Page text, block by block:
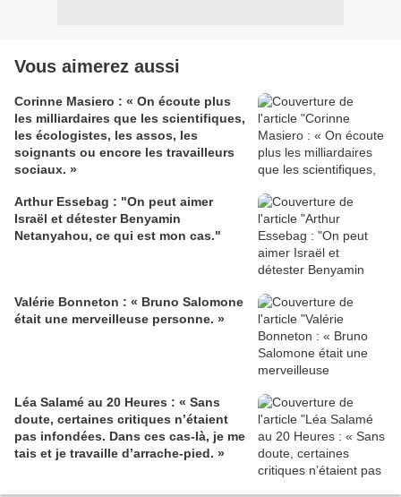
Vous aimerez aussi
Corinne Masiero : « On écoute plus
les milliardaires que les scientifiques,
les écologistes, les assos, les
soignants ou encore les travailleurs
sociaux. »
Arthur Essebag : "On peut aimer
Israël et détester Benyamin
Netanyahou, ce qui est mon cas."
Valérie Bonneton : « Bruno Salomone
était une merveilleuse personne. »
Léa Salamé au 20 Heures : « Sans
doute, certaines critiques n’étaient
pas infondées. Dans ces cas-là, je me
tais et je travaille d’arrache-pied. »